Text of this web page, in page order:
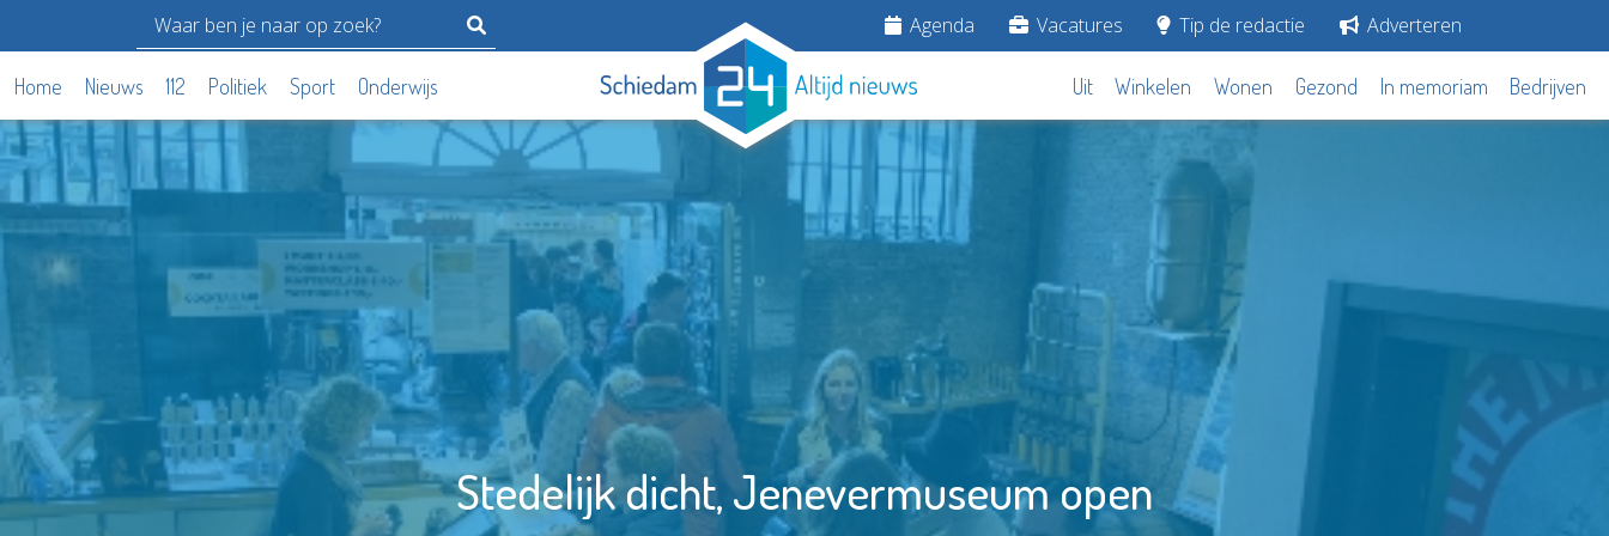
Agenda Vacatures Tip de redactie Adverteren
Home Nieuws 112 Politiek Sport Onderwijs Uit Winkelen Wonen Gezond In memoriam Bedrijven
Stedelijk dicht, Jenevermuseum open